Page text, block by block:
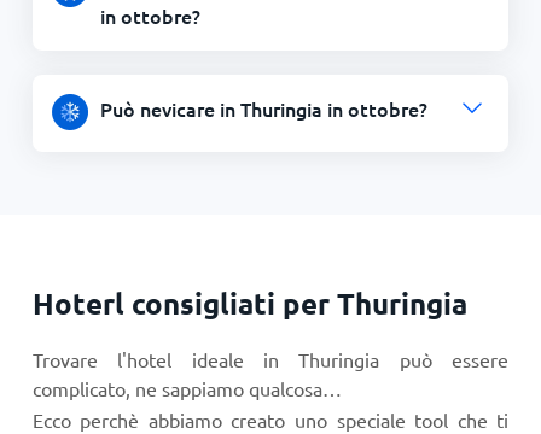
in ottobre?
Può nevicare in Thuringia in ottobre?
Hoterl consigliati per Thuringia
Trovare l'hotel ideale in Thuringia può essere
complicato, ne sappiamo qualcosa…
Ecco perchè abbiamo creato uno speciale tool che ti